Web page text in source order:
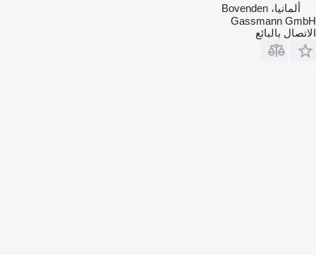
ألمانيا، Bovenden
Gassmann GmbH
الاتصال بالبائع